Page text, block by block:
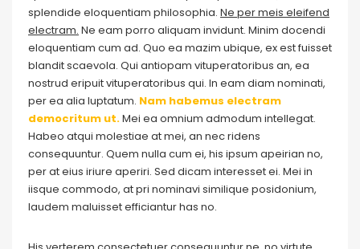
splendide eloquentiam philosophia. Ne per meis eleifend
electram. Ne eam porro aliquam invidunt. Minim docendi
eloquentiam cum ad. Quo ea mazim ubique, ex est fuisset
blandit scaevola. Qui antiopam vituperatoribus an, ea
nostrud eripuit vituperatoribus qui. In eam diam nominati,
per ea alia luptatum. Nam habemus electram
democritum ut.Mei ea omnium admodum intellegat.
Habeo atqui molestiae at mei, an nec ridens
consequuntur. Quem nulla cum ei, his ipsum apeirian no,
per at eius iriure aperiri. Sed dicam interesset ei. Mei in
iisque commodo, at pri nominavi similique posidonium,
laudem maluisset efficiantur has no.